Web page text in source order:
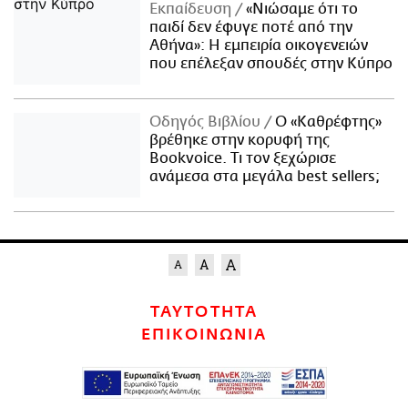
Εκπαίδευση
«Νιώσαμε ότι το
παιδί δεν έφυγε ποτέ από την
Αθήνα»: Η εμπειρία οικογενειών
που επέλεξαν σπουδές στην Κύπρο
Οδηγός Βιβλίου
Ο «Καθρέφτης»
βρέθηκε στην κορυφή της
Bookvoice. Τι τον ξεχώρισε
ανάμεσα στα μεγάλα best sellers;
ΤΑΥΤΟΤΗΤΑ
ΕΠΙΚΟΙΝΩΝΙΑ